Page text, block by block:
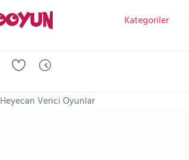
Kategoriler
Heyecan Verici Oyunlar